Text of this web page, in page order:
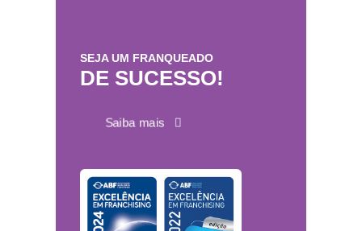
SEJA UM FRANQUEADO
DE SUCESSO!
Saiba mais